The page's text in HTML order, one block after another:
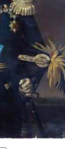
XIX века